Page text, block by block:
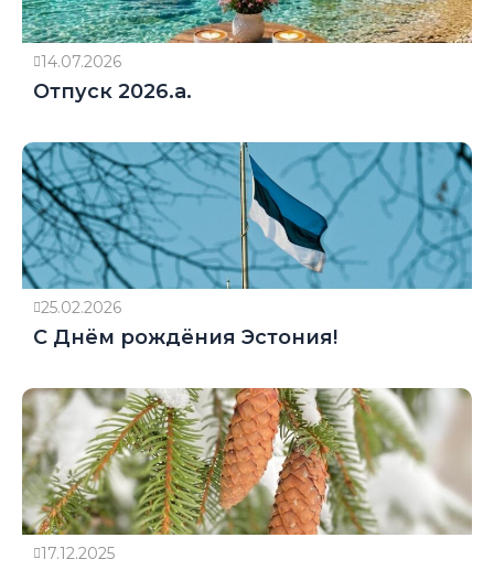
14.07.2026
Отпуск 2026.a.
25.02.2026
С Днём рождёния Эстония!
17.12.2025